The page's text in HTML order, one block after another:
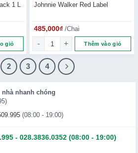
1 L
Black 1 L số lượng
giỏ
Johnnie Walker Red Label
485,000₫ /Chai
Johnnie Walker Red Label số
Thêm vào giỏ
2 3 4
nhà nhanh chóng
(08:00 - 19:00)
- 028.3836.0352 (08:00 - 19:00)